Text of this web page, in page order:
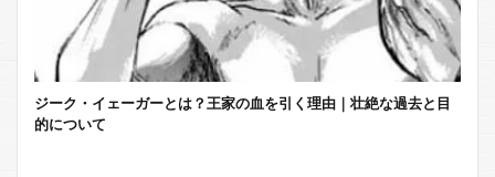
ジーク・イェーガーとは？王家の血を引く理由｜壮絶な過去と目
的について